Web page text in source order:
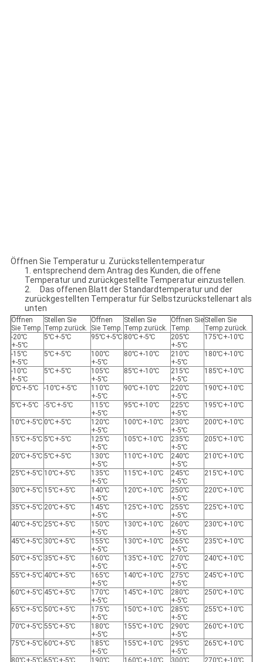
Öffnen Sie Temperatur u. Zurückstellentemperatur
1. entsprechend dem Antrag des Kunden, die offene
Temperatur und zurückgestellte Temperatur einzustellen.
2. Das offenen Blatt der Standardtemperatur und der
zurückgestellten Temperatur für Selbstzurückstellenart als
unten
Öffnen
Sie Temp.
Stellen Sie
Temp zurück.
Öffnen
Sie Temp.
Stellen Sie
Temp zurück.
Öffnen Sie
Temp.
Stellen Sie
Temp zurück.
-20℃
+-5℃
5℃+-5℃ 95℃+-5℃ 80℃+-5℃
205℃
+-5℃
175℃+-10℃
-15℃
+-5℃
5℃+-5℃
100℃
+-5℃
80℃+-10℃
210℃
+-5℃
180℃+-10℃
-10℃
+-5℃
5℃+-5℃
105℃
+-5℃
85℃+-10℃
215℃
+-5℃
185℃+-10℃
0℃+-5℃ -10℃+-5℃
110℃
+-5℃
90℃+-10℃
220℃
+-5℃
190℃+-10℃
5℃+-5℃ -5℃+-5℃
115℃
+-5℃
95℃+-10℃
225℃
+-5℃
195℃+-10℃
10℃+-5℃ 0℃+-5℃
120℃
+-5℃
100℃+-10℃
230℃
+-5℃
200℃+-10℃
15℃+-5℃ 5℃+-5℃
125℃
+-5℃
105℃+-10℃
235℃
+-5℃
205℃+-10℃
20℃+-5℃ 5℃+-5℃
130℃
+-5℃
110℃+-10℃
240℃
+-5℃
210℃+-10℃
25℃+-5℃ 10℃+-5℃
135℃
+-5℃
115℃+-10℃
245℃
+-5℃
215℃+-10℃
30℃+-5℃ 15℃+-5℃
140℃
+-5℃
120℃+-10℃
250℃
+-5℃
220℃+-10℃
35℃+-5℃ 20℃+-5℃
145℃
+-5℃
125℃+-10℃
255℃
+-5℃
225℃+-10℃
40℃+-5℃ 25℃+-5℃
150℃
+-5℃
130℃+-10℃
260℃
+-5℃
230℃+-10℃
45℃+-5℃ 30℃+-5℃
155℃
+-5℃
130℃+-10℃
265℃
+-5℃
235℃+-10℃
50℃+-5℃ 35℃+-5℃
160℃
+-5℃
135℃+-10℃
270℃
+-5℃
240℃+-10℃
55℃+-5℃ 40℃+-5℃
165℃
+-5℃
140℃+-10℃
275℃
+-5℃
245℃+-10℃
60℃+-5℃ 45℃+-5℃
170℃
+-5℃
145℃+-10℃
280℃
+-5℃
250℃+-10℃
65℃+-5℃ 50℃+-5℃
175℃
+-5℃
150℃+-10℃
285℃
+-5℃
255℃+-10℃
70℃+-5℃ 55℃+-5℃
180℃
+-5℃
155℃+-10℃
290℃
+-5℃
260℃+-10℃
75℃+-5℃ 60℃+-5℃
185℃
+-5℃
155℃+-10℃
295℃
+-5℃
265℃+-10℃